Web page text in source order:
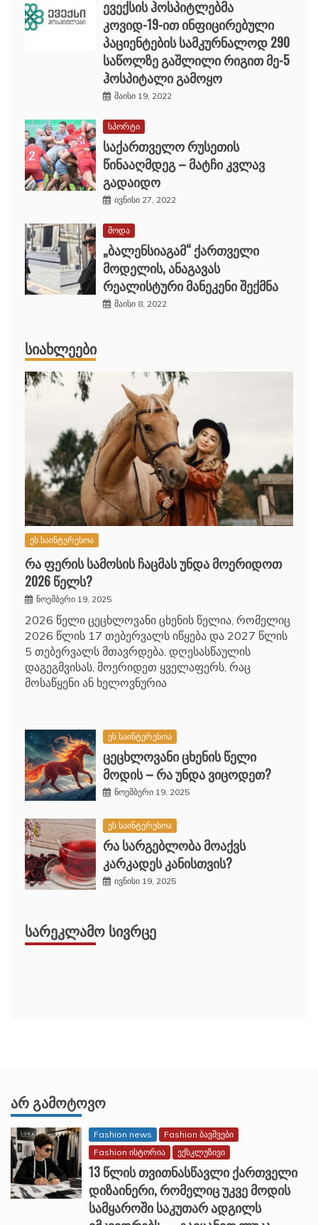
ევექსის ჰოსპიტლებმა
კოვიდ-19-ით ინფიცირებული
პაციენტების სამკურნალოდ 290
საწოლზე გაშლილი რიგით მე-5
ჰოსპიტალი გამოყო
მაისი 19, 2022
სპორტი
საქართველო რუსეთის
წინააღმდეგ – მატჩი კვლავ
გადაიდო
ივნისი 27, 2022
მოდა
„ბალენსიაგამ“ ქართველი
მოდელის, ანაგავას
რეალისტური მანეკენი შექმნა
მაისი 8, 2022
ᲡᲘᲐᲮᲚᲔᲔᲑᲘ
ეს საინტერესოა
რა ფერის სამოსის ჩაცმას უნდა მოერიდოთ
2026 წელს?
ნოემბერი 19, 2025
2026 წელი ცეცხლოვანი ცხენის წელია, რომელიც
2026 წლის 17 თებერვალს იწყება და 2027 წლის
5 თებერვალს მთავრდება. დღესასწაულის
დაგეგმვისას, მოერიდეთ ყველაფერს, რაც
მოსაწყენი ან ხელოვნურია
ეს საინტერესოა
ცეცხლოვანი ცხენის წელი
მოდის – რა უნდა ვიცოდეთ?
ნოემბერი 19, 2025
ეს საინტერესოა
რა სარგებლობა მოაქვს
კარკადეს კანისთვის?
ივნისი 19, 2025
ᲡᲐᲠᲔᲙᲚᲐᲛᲝ ᲡᲘᲕᲠᲪᲔ
ᲐᲠ ᲒᲐᲛᲝᲢᲝᲕᲝ
Fashion news
Fashion ბავშვები
Fashion ისტორია
ექსკლუზივი
13 წლის თვითნასწავლი ქართველი
დიზაინერი, რომელიც უკვე მოდის
სამყაროში საკუთარ ადგილს